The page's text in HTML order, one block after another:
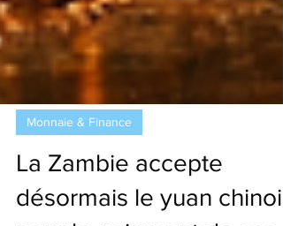
Monnaie & Finance